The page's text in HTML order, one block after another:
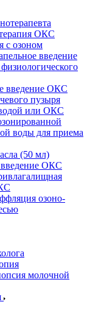
ОКС
с озоном
введение
введение ОКС
пузыря
или ОКС
воды для приема
(50 мл)
введение ОКС
озоно-
молочной